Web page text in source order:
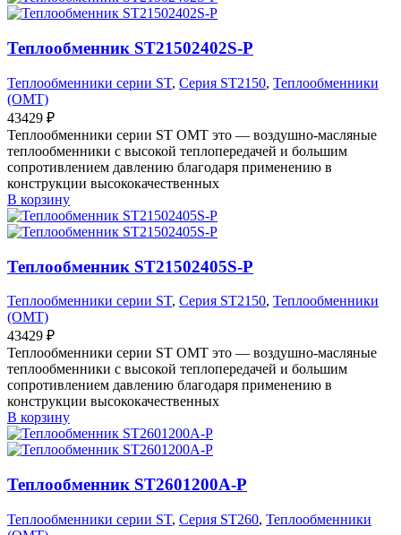
Теплообменник ST21502402S-P
Теплообменники серии ST, Серия ST2150, Теплообменники
(OMT)
43429 ₽
Теплообменники серии ST OMT это — воздушно-масляные
теплообменники с высокой теплопередачей и большим
сопротивлением давлению благодаря применению в
конструкции высококачественных
В корзину
Теплообменник ST21502405S-P
Теплообменники серии ST, Серия ST2150, Теплообменники
(OMT)
43429 ₽
Теплообменники серии ST OMT это — воздушно-масляные
теплообменники с высокой теплопередачей и большим
сопротивлением давлению благодаря применению в
конструкции высококачественных
В корзину
Теплообменник ST2601200A-P
Теплообменники серии ST, Серия ST260, Теплообменники